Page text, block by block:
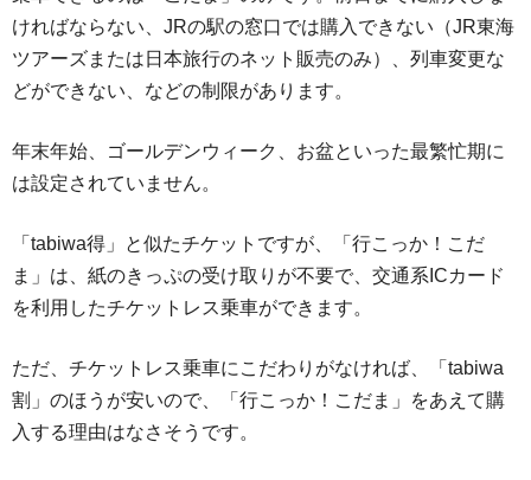
ければならない、JRの駅の窓口では購入できない（JR東海
ツアーズまたは日本旅行のネット販売のみ）、列車変更な
どができない、などの制限があります。
年末年始、ゴールデンウィーク、お盆といった最繁忙期に
は設定されていません。
「tabiwa得」と似たチケットですが、「行こっか！こだ
ま」は、紙のきっぷの受け取りが不要で、交通系ICカード
を利用したチケットレス乗車ができます。
ただ、チケットレス乗車にこだわりがなければ、「tabiwa
割」のほうが安いので、「行こっか！こだま」をあえて購
入する理由はなさそうです。